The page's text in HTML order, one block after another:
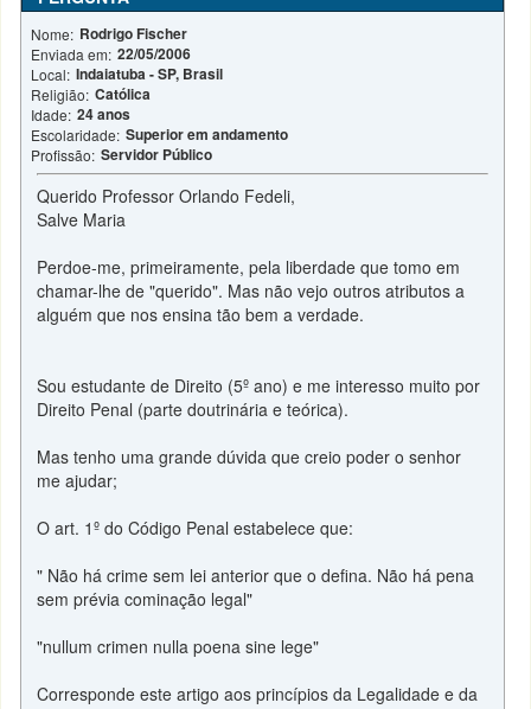
Nome: Rodrigo Fischer
Enviada em: 22/05/2006
Local: Indaiatuba - SP, Brasil
Religião: Católica
Idade: 24 anos
Escolaridade: Superior em andamento
Profissão: Servidor Público
Querido Professor Orlando Fedeli,
Salve Maria
Perdoe-me, primeiramente, pela liberdade que tomo em
chamar-lhe de "querido". Mas não vejo outros atributos a
alguém que nos ensina tão bem a verdade.
Sou estudante de Direito (5º ano) e me interesso muito por
Direito Penal (parte doutrinária e teórica).
Mas tenho uma grande dúvida que creio poder o senhor
me ajudar;
O art. 1º do Código Penal estabelece que:
" Não há crime sem lei anterior que o defina. Não há pena
sem prévia cominação legal"
"nullum crimen nulla poena sine lege"
Corresponde este artigo aos princípios da Legalidade e da